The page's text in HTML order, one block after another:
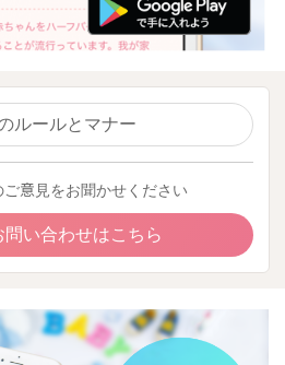
ルールとマナー
意見をお聞かせください
問い合わせはこちら